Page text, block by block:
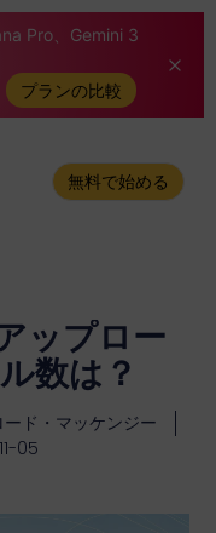
Pro、Gemini 3
プランの比較
無料で始める
ップロー
数は？
ード・マッケンジー
05